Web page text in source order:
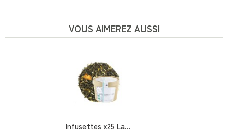
VOUS AIMEREZ AUSSI
Infusettes x25 La...